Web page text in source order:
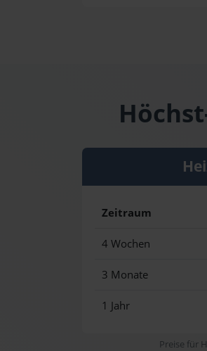
Zeitraum
4 Wochen
3 Monate
1 Jahr
Preise für